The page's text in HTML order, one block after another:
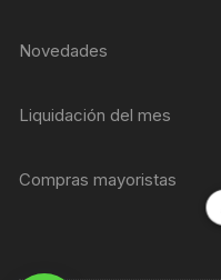
Novedades
Liquidación del mes
Compras mayoristas